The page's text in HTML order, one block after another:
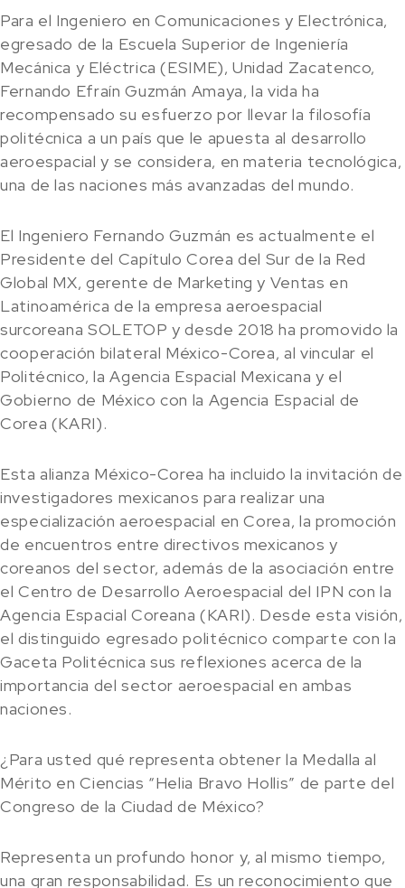
Para el Ingeniero en Comunicaciones y Electrónica,
egresado de la Escuela Superior de Ingeniería
Mecánica y Eléctrica (ESIME), Unidad Zacatenco,
Fernando Efraín Guzmán Amaya, la vida ha
recompensado su esfuerzo por llevar la filosofía
politécnica a un país que le apuesta al desarrollo
aeroespacial y se considera, en materia tecnológica,
una de las naciones más avanzadas del mundo.
El Ingeniero Fernando Guzmán es actualmente el
Presidente del Capítulo Corea del Sur de la Red
Global MX, gerente de Marketing y Ventas en
Latinoamérica de la empresa aeroespacial
surcoreana SOLETOP y desde 2018 ha promovido la
cooperación bilateral México-Corea, al vincular el
Politécnico, la Agencia Espacial Mexicana y el
Gobierno de México con la Agencia Espacial de
Corea (KARI).
Esta alianza México-Corea ha incluido la invitación de
investigadores mexicanos para realizar una
especialización aeroespacial en Corea, la promoción
de encuentros entre directivos mexicanos y
coreanos del sector, además de la asociación entre
el Centro de Desarrollo Aeroespacial del IPN con la
Agencia Espacial Coreana (KARI). Desde esta visión,
el distinguido egresado politécnico comparte con la
Gaceta Politécnica sus reflexiones acerca de la
importancia del sector aeroespacial en ambas
naciones.
¿Para usted qué representa obtener la Medalla al
Mérito en Ciencias “Helia Bravo Hollis” de parte del
Congreso de la Ciudad de México?
Representa un profundo honor y, al mismo tiempo,
una gran responsabilidad. Es un reconocimiento que